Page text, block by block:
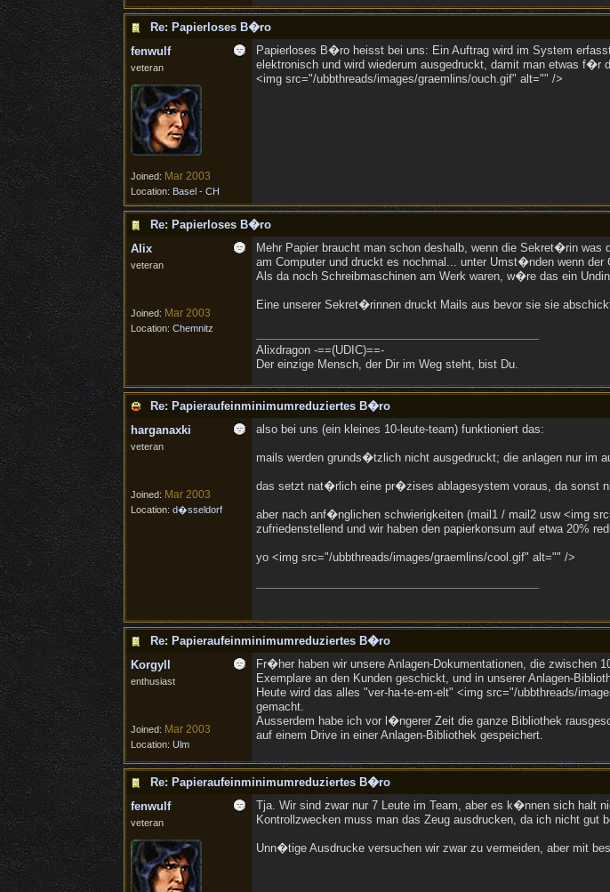
Re: Papierloses B�ro
fenwulf
veteran
Joined: Mar 2003
Location: Basel - CH
Papierloses B�ro heisst bei uns: Ein Auftrag wird im System
elektronisch und wird wiederum ausgedruckt, damit man etwas f�r
<img src="/ubbthreads/images/graemlins/ouch.gif" alt="" />
Re: Papierloses B�ro
Alix
veteran
Joined: Mar 2003
Location: Chemnitz
Mehr Papier braucht man schon deshalb, wenn die Sekret�rin
am Computer und druckt es nochmal... unter Umst�nden wenn der
Als da noch Schreibmaschinen am Werk waren, w�re das ein
Eine unserer Sekret�rinnen druckt Mails aus bevor sie sie
Alixdragon -==(UDIC)==-
Der einzige Mensch, der Dir im Weg steht, bist Du.
Re: Papieraufeinminimumreduziertes B�ro
harganaxki
veteran
Joined: Mar 2003
Location: d�sseldorf
also bei uns (ein kleines 10-leute-team) funktioniert das:
mails werden grunds�tzlich nicht ausgedruckt; die anlagen nur im
das setzt nat�rlich eine pr�zises ablagesystem voraus, da sonst
aber nach anf�nglichen schwierigkeiten (mail1 / mail2 usw <img
zufriedenstellend und wir haben den papierkonsum auf etwa 20%
yo <img src="/ubbthreads/images/graemlins/cool.gif" alt="" />
Re: Papieraufeinminimumreduziertes B�ro
Korgyll
enthusiast
Joined: Mar 2003
Location: Ulm
Fr�her haben wir unsere Anlagen-Dokumentationen, die zwischen
Exemplare an den Kunden geschickt, und in unserer Anlagen-
Heute wird das alles "ver-ha-te-em-elt" <img src="/ubbthreads/
gemacht.
Ausserdem habe ich vor l�ngerer Zeit die ganze Bibliothek
auf einem Drive in einer Anlagen-Bibliothek gespeichert.
Re: Papieraufeinminimumreduziertes B�ro
fenwulf
veteran
Tja. Wir sind zwar nur 7 Leute im Team, aber es k�nnen sich halt
Kontrollzwecken muss man das Zeug ausdrucken, da ich nicht gut
Unn�tige Ausdrucke versuchen wir zwar zu vermeiden, aber mit